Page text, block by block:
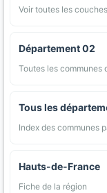
Voir toutes les
Département 02
Toutes les communes
Tous les
Index des communes
Hauts-de-France
Fiche de la région